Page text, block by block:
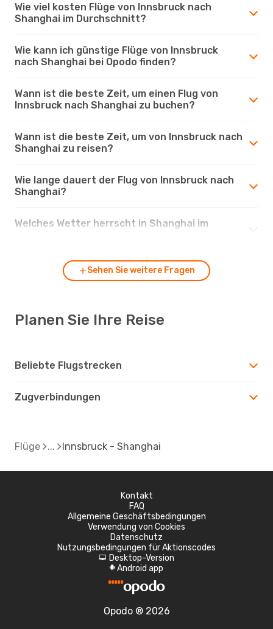
Wie viel kosten Flüge von Innsbruck nach
Shanghai im Durchschnitt?
Wie kann ich günstige Flüge von Innsbruck
nach Shanghai bei Opodo finden?
Wann ist die beste Zeit, um einen Flug von
Innsbruck nach Shanghai zu buchen?
Wann ist die beste Zeit, um von Innsbruck nach
Shanghai zu reisen?
Wie lange dauert der Flug von Innsbruck nach
Shanghai?
Welches Wetter herrscht in Shanghai im
Sehen Sie weitere Fragen
Planen Sie Ihre Reise
Beliebte Flugstrecken
Zugverbindungen
Flüge Innsbruck - Shanghai
Kontakt
FAQ
Allgemeine Geschäftsbedingungen
Verwendung von Cookies
Datenschutz
Nutzungsbedingungen für Aktionscodes
d Desktop-Version
A Android app
Opodo ® 2026